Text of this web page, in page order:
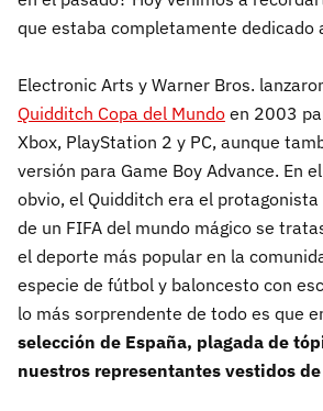
que estaba completamente dedicado
Electronic Arts y Warner Bros.
Quidditch Copa del Mundo en 2003
Xbox, PlayStation 2 y PC, aunque
versión para Game Boy Advance. En
obvio, el Quidditch era el
de un FIFA del mundo mágico se
el deporte más popular en la
especie de fútbol y baloncesto con
lo más sorprendente de todo es que
selección de España, plagada de
nuestros representantes vestidos